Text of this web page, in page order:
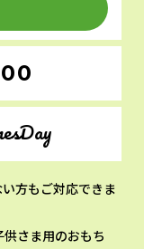
方もご対応できま
さま用のおもち